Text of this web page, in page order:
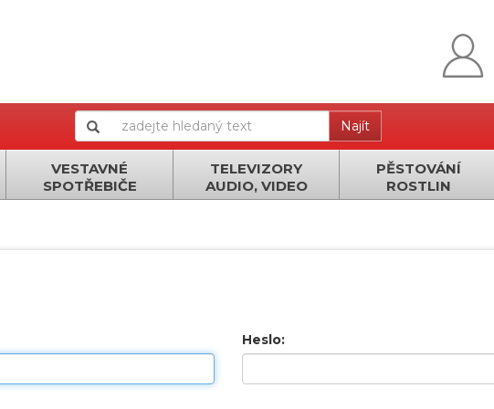
Najít
VESTAVNÉ
SPOTŘEBIČE
TELEVIZORY
AUDIO, VIDEO
PĚSTOVÁNÍ
ROSTLIN
Heslo: